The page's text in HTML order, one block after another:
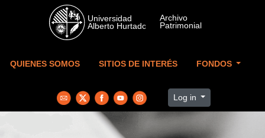
Skip to main content
QUIENES SOMOS SITIOS DE INTERÉS FONDOS
Log in